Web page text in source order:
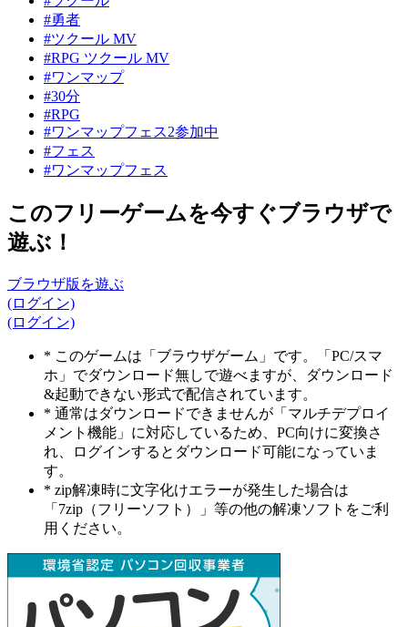
#勇者
#ツクール MV
#RPG ツクール MV
#ワンマップ
#30分
#RPG
#ワンマップフェス2参加中
#フェス
#ワンマップフェス
このフリーゲームを今すぐブラウザで
遊ぶ！
ブラウザ版を遊ぶ
(ログイン)
(ログイン)
* このゲームは「ブラウザゲーム」です。「PC/スマ
ホ」でダウンロード無しで遊べますが、ダウンロード
&起動できない形式で配信されています。
* 通常はダウンロードできませんが「マルチデプロイ
メント機能」に対応しているため、PC向けに変換さ
れ、ログインするとダウンロード可能になっていま
す。
* zip解凍時に文字化けエラーが発生した場合は
「7zip（フリーソフト）」等の他の解凍ソフトをご利
用ください。